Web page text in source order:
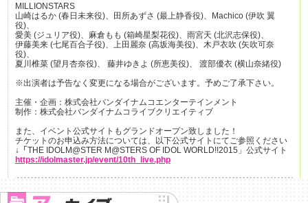
MILLIONSTARS
山崎はるか (春日未来役)、田所あずさ (最上静香役)、Machico (伊吹 翼
役)、
愛美 (ジュリア役)、麻倉もも (箱崎星梨花役)、雨宮天 (北沢志保役)、
伊藤美来 (七尾百合子役)、上田麗奈 (高坂海美役)、木戸衣吹 (矢吹可奈
役)、
夏川椎菜 (望月杏奈役)、 藤井ゆきよ (所恵美役)、 渡部優衣 (横山奈緒役)
※出演者は予告なく変更になる場合がございます。予めご了承下さい。
主催・企画：株式会社バンダイナムコエンターテインメント
制作：株式会社バンダイナムコライブクリエイティブ
また、イベント公式サイトもグランドオープン致しました！
チケットのお申込み方法については、以下公式サイトにてご参照ください
↓「THE IDOLM@STER M@STERS OF IDOL WORLD!!2015」公式サイト
https://idolmaster.jp/event/10th_live.php